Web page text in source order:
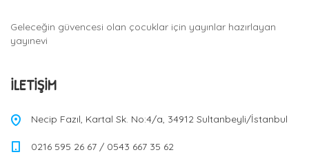
Geleceğin güvencesi olan çocuklar için yayınlar hazırlayan
yayınevi
İLETIŞIM
Necip Fazıl, Kartal Sk. No:4/a, 34912 Sultanbeyli/İstanbul
0216 595 26 67 / 0543 667 35 62